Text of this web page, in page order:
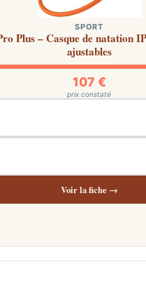
SPORT
Plus – Casque de natation
ajustables
107 €
prix constaté
Voir la fiche →